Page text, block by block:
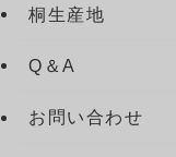
桐生産地
Q＆A
お問い合わせ